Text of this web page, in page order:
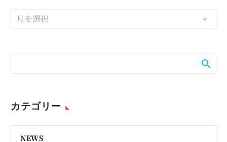
月を選択
カテゴリー
NEWS